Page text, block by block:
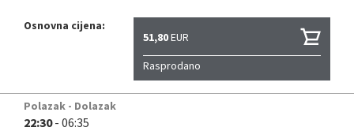
Osnovna cijena:
51,80EUR
Rasprodano
Polazak - Dolazak
22:30- 06:35